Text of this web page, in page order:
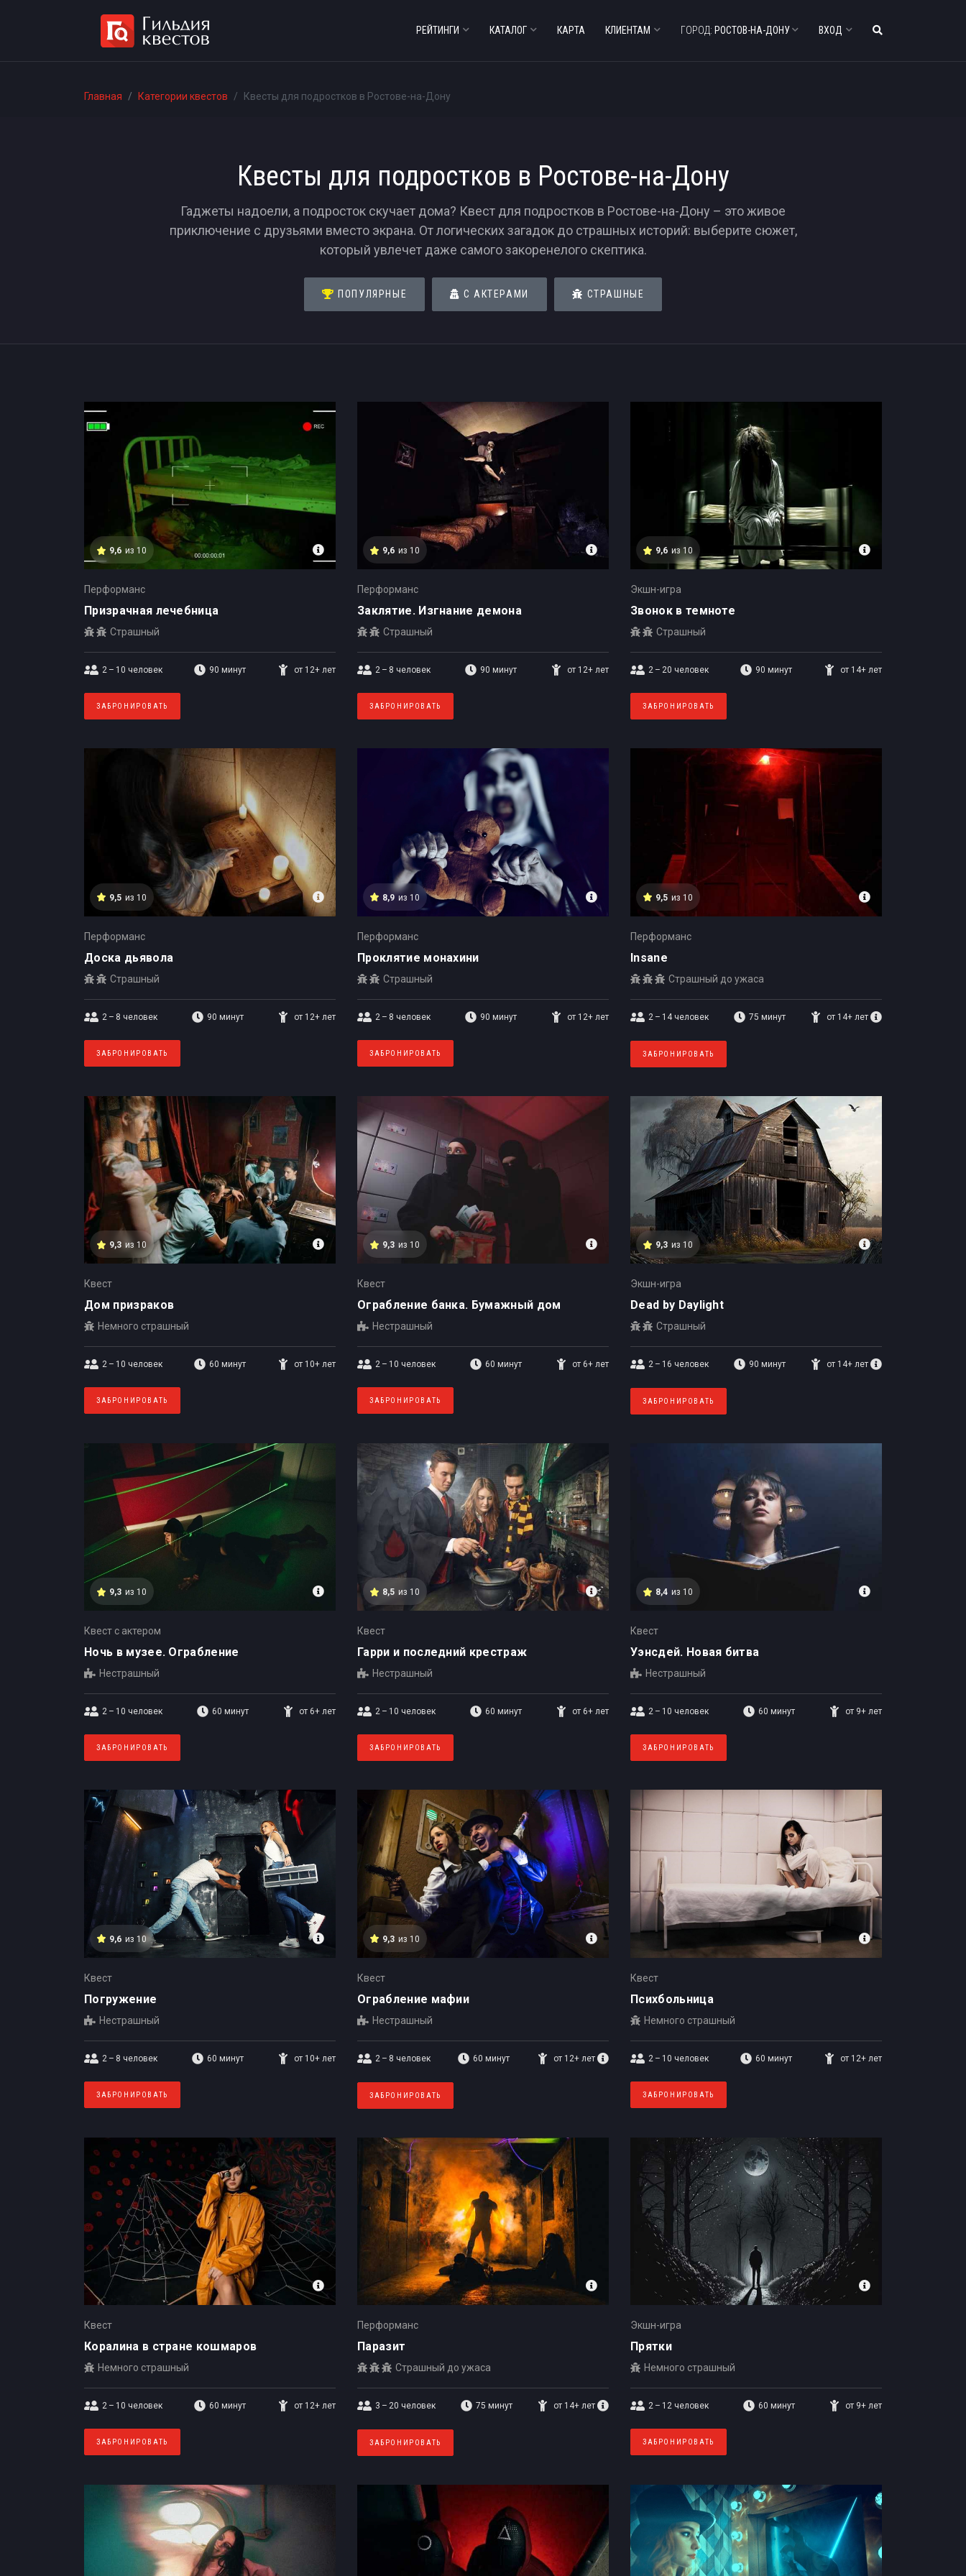
РЕЙТИНГИ КАТАЛОГ КАРТА КЛИЕНТАМ ГОРОД: РОСТОВ-НА-ДОНУ ВХОД
Главная Категории квестов Квесты для подростков в Ростове-на-Дону
Квесты для подростков в Ростове-на-Дону
Гаджеты надоели, а подросток скучает дома? Квест для подростков в Ростове-на-Дону – это живое
приключение с друзьями вместо экрана. От логических загадок до страшных историй: выберите сюжет,
который увлечет даже самого закоренелого скептика.
ПОПУЛЯРНЫЕ С АКТЕРАМИ СТРАШНЫЕ
9,6 из 10
Перформанс
Призрачная лечебница
Страшный
2 – 10 человек 90 минут от 12+ лет
ЗАБРОНИРОВАТЬ
9,6 из 10
Перформанс
Заклятие. Изгнание демона
Страшный
2 – 8 человек 90 минут от 12+ лет
ЗАБРОНИРОВАТЬ
9,6 из 10
Экшн-игра
Звонок в темноте
Страшный
2 – 20 человек 90 минут от 14+ лет
ЗАБРОНИРОВАТЬ
9,5 из 10
Перформанс
Доска дьявола
Страшный
2 – 8 человек 90 минут от 12+ лет
ЗАБРОНИРОВАТЬ
8,9 из 10
Перформанс
Проклятие монахини
Страшный
2 – 8 человек 90 минут от 12+ лет
ЗАБРОНИРОВАТЬ
9,5 из 10
Перформанс
Insane
Страшный до ужаса
2 – 14человек 75 минут от 14+ лет
ЗАБРОНИРОВАТЬ
9,3 из 10
Квест
Дом призраков
Немного страшный
2 – 10 человек 60 минут от 10+ лет
ЗАБРОНИРОВАТЬ
9,3 из 10
Квест
Ограбление банка. Бумажный дом
Нестрашный
2 – 10 человек 60 минут от 6+ лет
ЗАБРОНИРОВАТЬ
9,3 из 10
Экшн-игра
Dead by Daylight
Страшный
2 – 16 человек 90 минут от 14+ лет
ЗАБРОНИРОВАТЬ
9,3 из 10
Квест с актером
Ночь в музее. Ограбление
Нестрашный
2 – 10 человек 60 минут от 6+ лет
ЗАБРОНИРОВАТЬ
8,5 из 10
Квест
Гарри и последний крестраж
Нестрашный
2 – 10 человек 60 минут от 6+ лет
ЗАБРОНИРОВАТЬ
8,4 из 10
Квест
Уэнсдей. Новая битва
Нестрашный
2 – 10 человек 60 минут от 9+ лет
ЗАБРОНИРОВАТЬ
9,6 из 10
Квест
Погружение
Нестрашный
2 – 8 человек 60 минут от 10+ лет
ЗАБРОНИРОВАТЬ
9,3 из 10
Квест
Ограбление мафии
Нестрашный
2 – 8 человек 60 минут от 12+ лет
ЗАБРОНИРОВАТЬ
Квест
Психбольница
Немного страшный
2 – 10 человек 60 минут от 12+ лет
ЗАБРОНИРОВАТЬ
Квест
Коралина в стране кошмаров
Немного страшный
2 – 10 человек 60 минут от 12+ лет
ЗАБРОНИРОВАТЬ
Перформанс
Паразит
Страшный до ужаса
3 – 20 человек 75 минут от 14+ лет
ЗАБРОНИРОВАТЬ
Экшн-игра
Прятки
Немного страшный
2 – 12 человек 60 минут от 9+ лет
ЗАБРОНИРОВАТЬ